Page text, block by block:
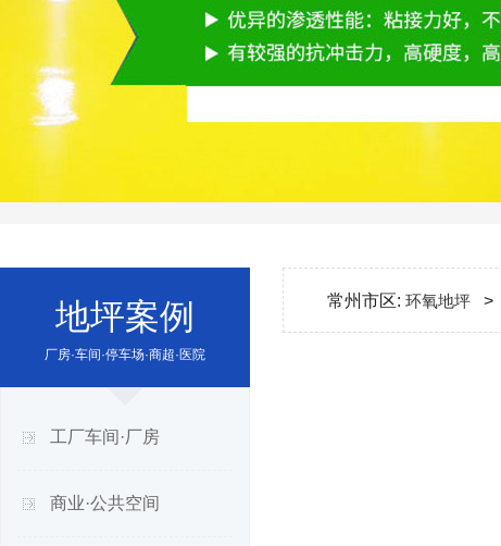
地坪案例
厂房·车间·停车场·商超·医院
工厂车间·厂房
商业·公共空间
常州市区: 环氧地坪 >